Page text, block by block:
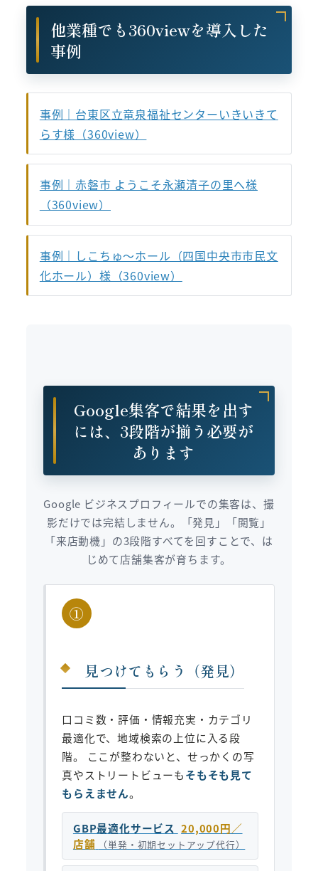
他業種でも360viewを導入した
事例
事例｜台東区立竜泉福祉センターいきいきて
らす様（360view）
事例｜赤磐市 ようこそ永瀬清子の里へ様
（360view）
事例｜しこちゅ～ホール（四国中央市市民文
化ホール）様（360view）
Google集客で結果を出す
には、3段階が揃う必要が
あります
Google ビジネスプロフィールでの集客は、撮
影だけでは完結しません。「発見」「閲覧」
「来店動機」の3段階すべてを回すことで、は
じめて店舗集客が育ちます。
①
見つけてもらう（発見）
口コミ数・評価・情報充実・カテゴリ
最適化で、地域検索の上位に入る段
階。 ここが整わないと、せっかくの写
真やストリートビューもそもそも見て
もらえません。
GBP最適化サービス 20,000円／
店舗
（単発・初期セットアップ代行）